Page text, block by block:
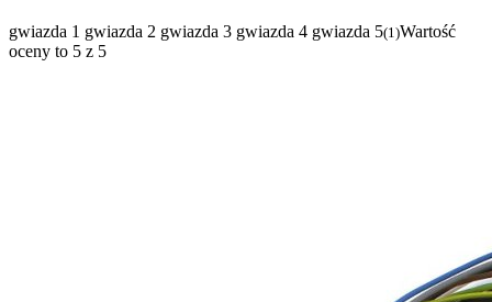
gwiazda 1 gwiazda 2 gwiazda 3 gwiazda 4 gwiazda 5(1 )Wartość
oceny to 5 z 5